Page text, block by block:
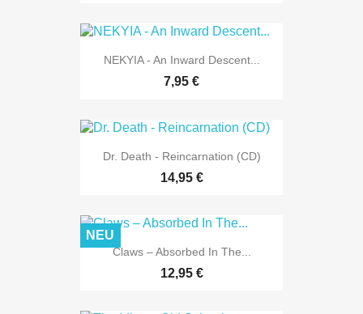
NEKYIA - An Inward Descent...
7,95 €
Dr. Death - Reincarnation (CD)
14,95 €
Claws – Absorbed In The...
12,95 €
NEU